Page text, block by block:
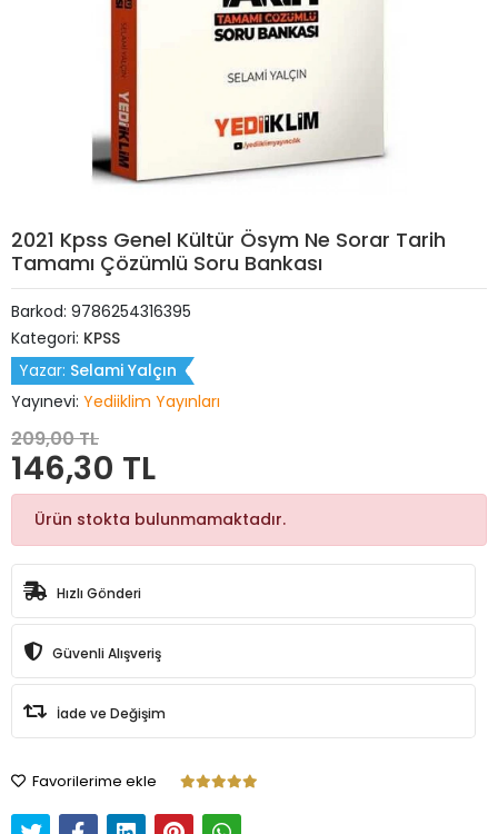
2021 Kpss Genel Kültür Ösym Ne Sorar Tarih
Tamamı Çözümlü Soru Bankası
Barkod: 9786254316395
Kategori: KPSS
Yazar: Selami Yalçın
Yayınevi: Yediiklim Yayınları
209,00 TL
146,30 TL
Ürün stokta bulunmamaktadır.
Hızlı Gönderi
Güvenli Alışveriş
İade ve Değişim
Favorilerime ekle